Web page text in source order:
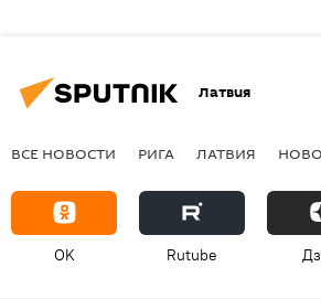
Латвия
ВСЕ НОВОСТИ РИГА ЛАТВИЯ
OK Rutube